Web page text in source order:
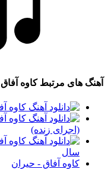
آهنگ های مرتبطکاوه آفاق
(اجرای زنده)
سال
کاوه آفاق - حیران